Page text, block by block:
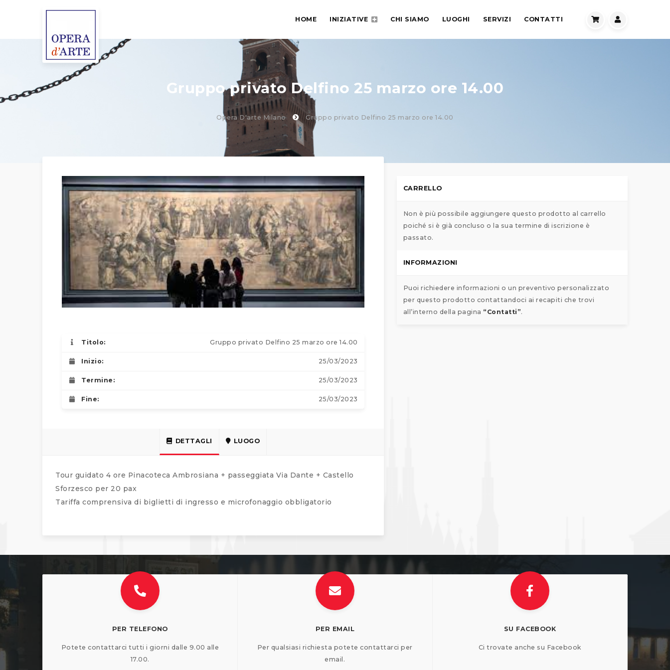
HOME INIZIATIVE CHI SIAMO LUOGHI SERVIZI CONTATTI
Gruppo privato Delfino 25 marzo ore 14.00
Opera D'arte Milano Gruppo privato Delfino 25 marzo ore 14.00
Titolo: Gruppo privato Delfino 25 marzo ore 14.00
Inizio: 25/03/2023
Termine: 25/03/2023
Fine: 25/03/2023
DETTAGLI LUOGO
Tour guidato 4 ore Pinacoteca Ambrosiana + passeggiata Via Dante + Castello
Sforzesco per 20 pax
Tariffa comprensiva di biglietti di ingresso e microfonaggio obbligatorio
CARRELLO
Non è più possibile aggiungere questo prodotto al carrello
poiché si è già concluso o la sua termine di iscrizione è
passato.
INFORMAZIONI
Puoi richiedere informazioni o un preventivo personalizzato
per questo prodotto contattandoci ai recapiti che trovi
all’interno della pagina “Contatti”.
PER TELEFONO
Potete contattarci tutti i giorni dalle 9.00 alle
17.00.
PER EMAIL
Per qualsiasi richiesta potete contattarci per
email.
SU FACEBOOK
Ci trovate anche su Facebook